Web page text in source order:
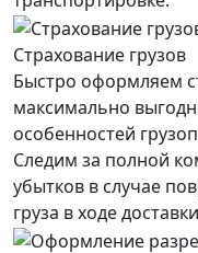
Страхование грузов
Быстро оформляем
максимально
особенностей
Следим за полной
убытков в случае
груза в ходе